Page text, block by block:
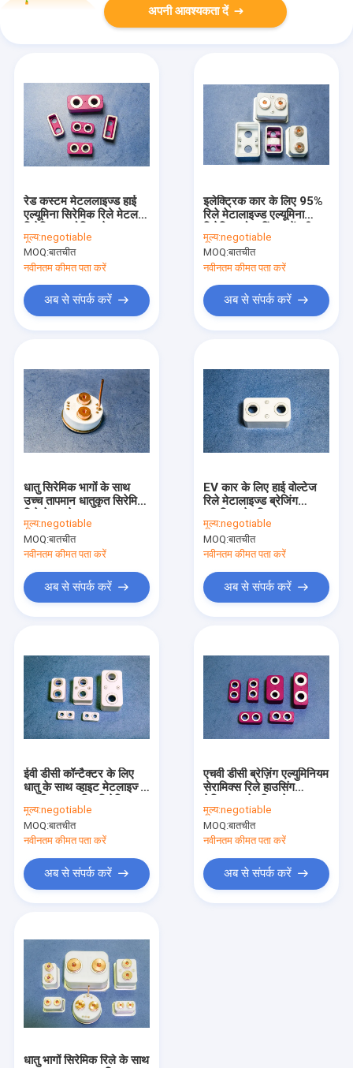
उत्पादों
हमारे बारे में
कारखाना भ्रमण
संपर्क करें
एक उद्धरण की विनती करे
एल्यूमिना सिरेमिक अवयव
सिरेमिक हाउसिंग
धातुकृत एल्यूमिना सिरेमिक
कस्टम सिरेमिक पार्ट्स
अपनी आवश्यकता दें
रेड कस्टम मेटललाइज्ड हाई
एल्यूमिना सिरेमिक रिले मेटल
ब्रेज़्ड
मूल्य:negotiable
MOQ:बातचीत
नवीनतम कीमत पता करें
अब से संपर्क करें
इलेक्ट्रिक कार के लिए 95%
रिले मेटालाइज्ड एल्यूमिना
मूल्य:negotiable
MOQ:बातचीत
नवीनतम कीमत पता करें
अब से संपर्क करें
धातु सिरेमिक भागों के साथ
उच्च तापमान धातुकृत सिरेमिक
मूल्य:negotiable
MOQ:बातचीत
नवीनतम कीमत पता करें
अब से संपर्क करें
EV कार के लिए हाई वोल्टेज
रिले मेटालाइज्ड ब्रेजिंग
3.9g/Cm3
मूल्य:negotiable
MOQ:बातचीत
नवीनतम कीमत पता करें
अब से संपर्क करें
ईवी डीसी कॉन्टैक्टर के लिए
धातु के साथ व्हाइट मेटलाइज्ड
ब्रेजिंग
मूल्य:negotiable
MOQ:बातचीत
नवीनतम कीमत पता करें
अब से संपर्क करें
एचवी डीसी ब्रेज़िंग एल्युमिनियम
सेरामिक्स रिले हाउसिंग
पार्ट्स
मूल्य:negotiable
MOQ:बातचीत
नवीनतम कीमत पता करें
अब से संपर्क करें
धातु भागों सिरेमिक रिले के साथ